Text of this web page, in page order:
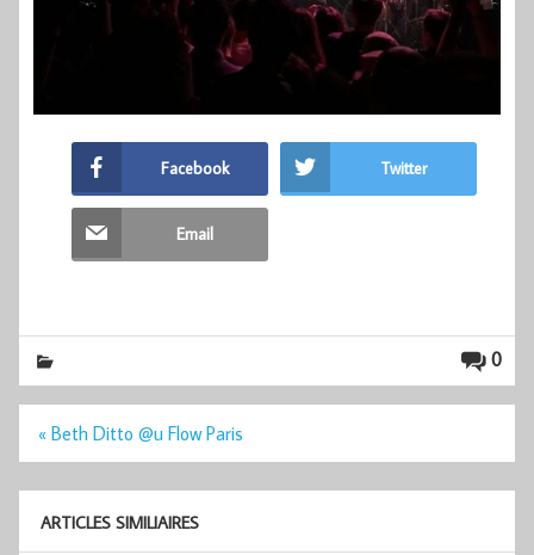
Facebook Twitter
Email
0
Navigation
« Beth Ditto @u Flow Paris
ARTICLES SIMILIAIRES